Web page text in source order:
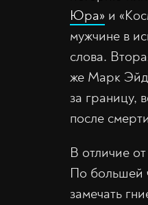
Юра» и
мужчине в
слова.
же Марк
за границу,
после
В отличие
По большей
замечать